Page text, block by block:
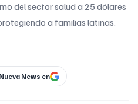
del sector salud a 25 dólares
a familias latinas.
News en